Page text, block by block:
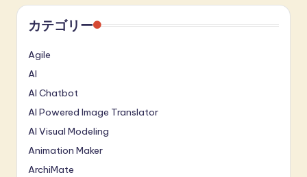
カテゴリー
Agile
AI
AI Chatbot
AI Powered Image Translator
AI Visual Modeling
Animation Maker
ArchiMate